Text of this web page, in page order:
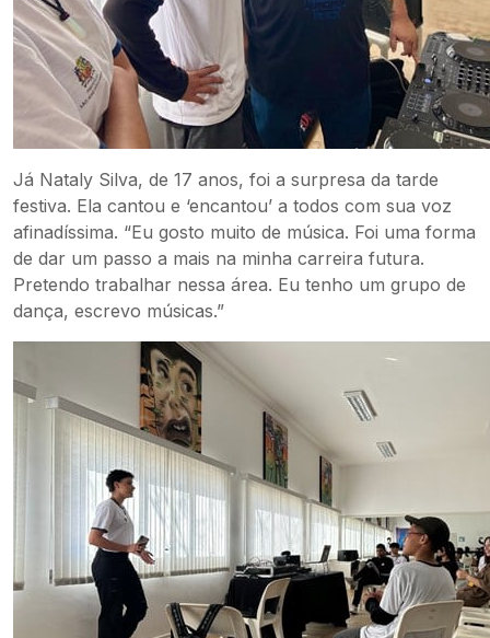
Já Nataly Silva, de 17 anos, foi a surpresa da tarde
festiva. Ela cantou e ‘encantou’ a todos com sua voz
afinadíssima. “Eu gosto muito de música. Foi uma forma
de dar um passo a mais na minha carreira futura.
Pretendo trabalhar nessa área. Eu tenho um grupo de
dança, escrevo músicas.”